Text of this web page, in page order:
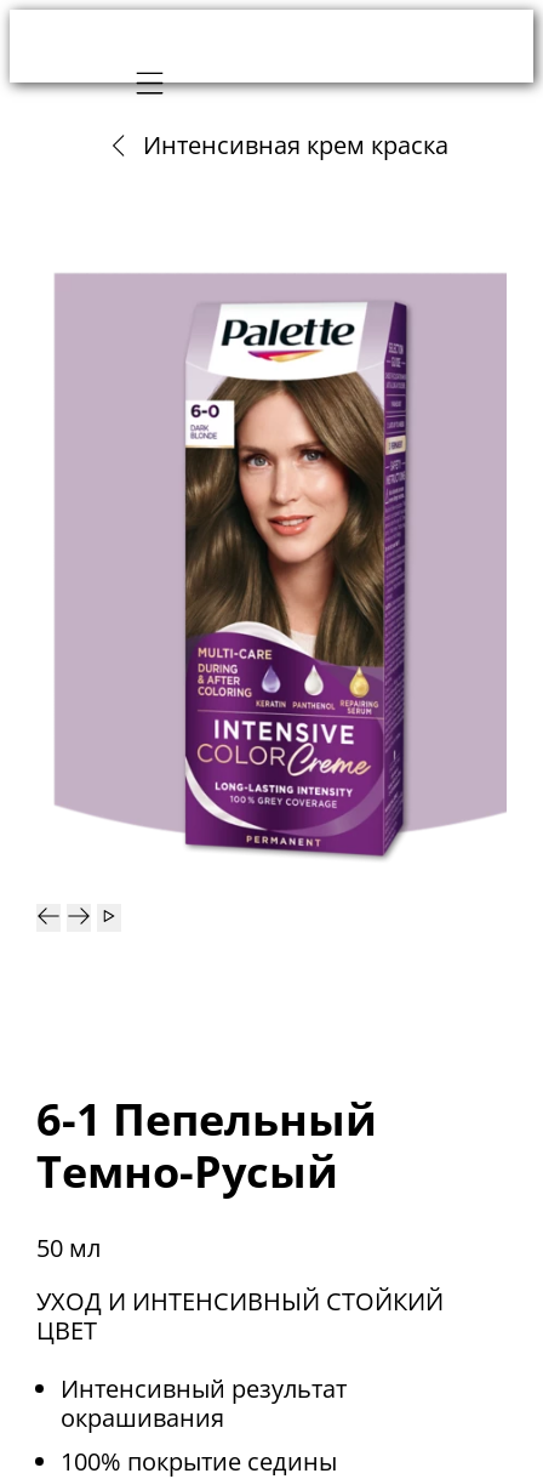
Mobile navigation
Интенсивная крем краска
6-1 Пепельный
Темно-Русый
50 мл
УХОД И ИНТЕНСИВНЫЙ СТОЙКИЙ
ЦВЕТ
Интенсивный результат
окрашивания
100% покрытие седины